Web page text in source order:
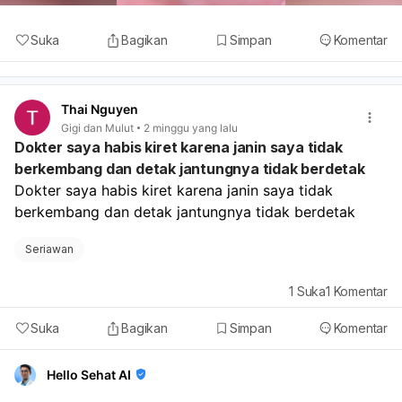
Suka Bagikan Simpan Komentar
Thai Nguyen
Gigi dan Mulut 2 minggu yang lalu
Dokter saya habis kiret karena janin saya tidak
berkembang dan detak jantungnya tidak berdetak
Dokter saya habis kiret karena janin saya tidak
berkembang dan detak jantungnya tidak berdetak
Seriawan
Suka Bagikan Simpan Komentar
1 Suka1 Komentar
Hello Sehat AI